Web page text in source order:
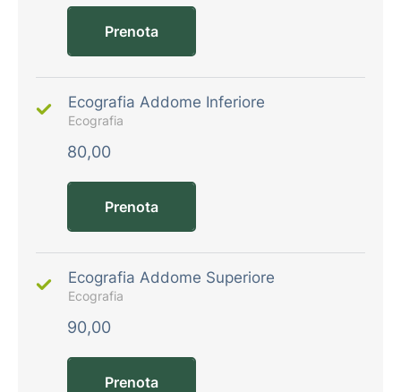
Prenota
Ecografia Addome Inferiore
Ecografia
80,00
Prenota
Ecografia Addome Superiore
Ecografia
90,00
Prenota